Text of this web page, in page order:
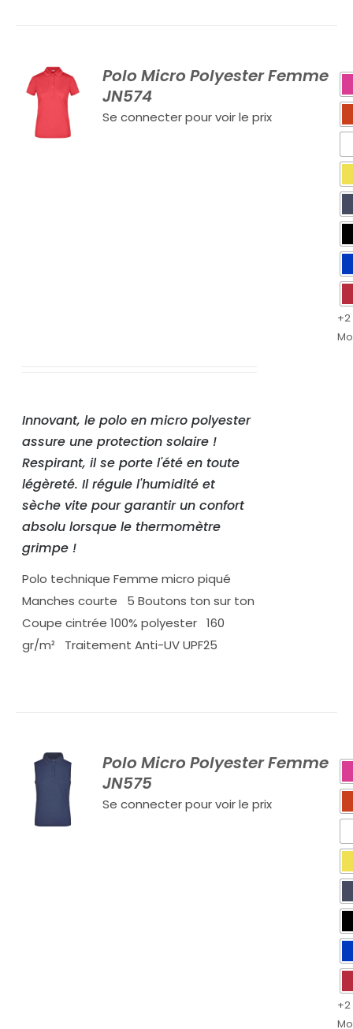
Polo Micro Polyester Femme
JN574
Se connecter pour voir le prix
+2
Innovant, le polo en micro polyester
assure une protection solaire !
Respirant, il se porte l'été en toute
légèreté. Il régule l'humidité et
sèche vite pour garantir un confort
absolu lorsque le thermomètre
grimpe !
Polo technique Femme micro piqué
Manches courte 5 Boutons ton sur ton
Coupe cintrée 100% polyester 160
gr/m² Traitement Anti-UV UPF25
Polo Micro Polyester Femme
JN575
Se connecter pour voir le prix
+2